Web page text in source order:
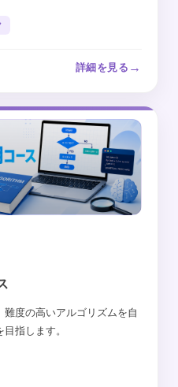
詳細を見る →
度の高いアルゴリズムを自
指します。